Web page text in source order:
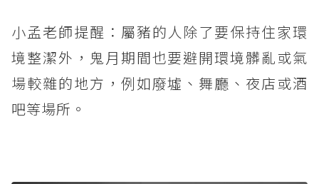
小孟老師提醒：屬豬的人除了要保持住家環
境整潔外，鬼月期間也要避開環境髒亂或氣
場較雜的地方，例如廢墟、舞廳、夜店或酒
吧等場所。